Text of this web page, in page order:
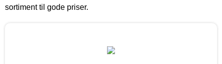
sortiment til gode priser.